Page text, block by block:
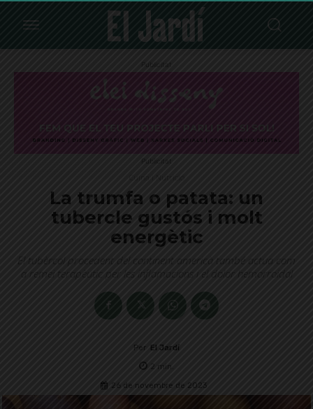
Publicitat
Publicitat
La trumfa o patata: un
tubercle gustós i molt
energètic
El tubèrcol procedent del continent americà també actua com
a remei terapèutic per les inflamacions i el dolor hemorroidal
Per El Jardí
2 min.
26 de novembre de 2023